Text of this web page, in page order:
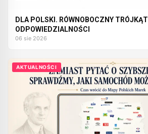
DLA POLSKI. RÓWNOBOCZNY TRÓJKĄT
ODPOWIEDZIALNOŚCI
06 sie 2026
AKTUALNOŚCI